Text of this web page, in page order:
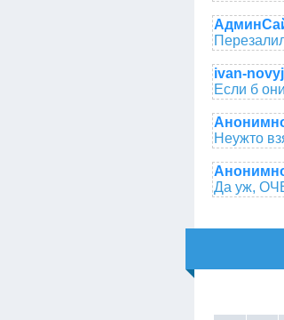
ivan-novyj
Если б
Неужто
Да уж,